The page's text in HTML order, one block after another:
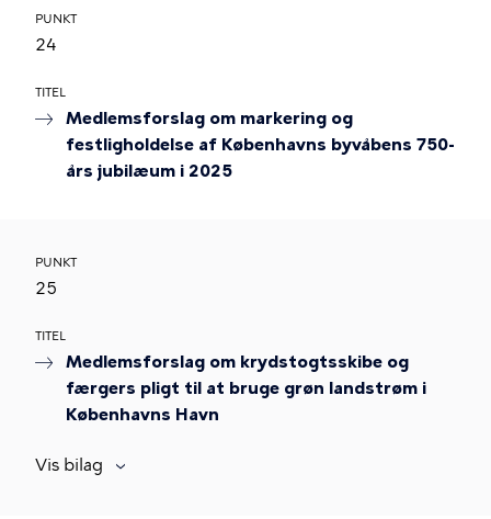
PUNKT
24
TITEL
Medlemsforslag om markering og
festligholdelse af Københavns byvåbens 750-
års jubilæum i 2025
PUNKT
25
TITEL
Medlemsforslag om krydstogtsskibe og
færgers pligt til at bruge grøn landstrøm i
Københavns Havn
Vis bilag